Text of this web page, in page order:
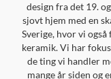
design fra det 19.
sjovt hjem med en
Sverige, hvor vi
keramik. Vi har
de ting vi handler
mange år siden og